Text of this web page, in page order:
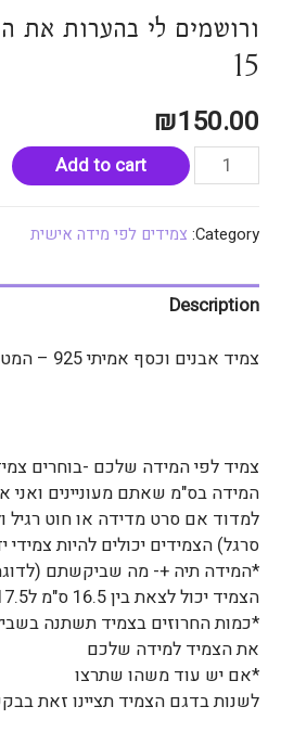
ורושמים לי בהערות את
15
₪150.00
Add to cart
Category: צמידים לפי מידה אישית
Description
צמיד אבנים וכסף אמיתי 925 – המטייט
צמיד לפי המידה שלכם -בוחרים
המידה בס"מ שאתם מעוניינים
למדוד אם סרט מדידה או חוט רגיל
סרגל) הצמידים יכולים להיות
הצמיד יכול לצאת בין 16.5 ס"מ ל17.5 ס"מ)
*כמות החרוזים בצמיד תשתנה
את הצמיד למידה שלכם
*אם יש עוד משהו שתרצו
לשנות בדגם הצמיד תציינו זאת